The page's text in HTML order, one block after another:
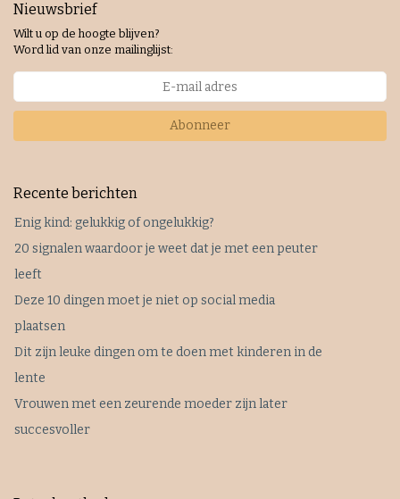
Nieuwsbrief
Wilt u op de hoogte blijven?
Word lid van onze mailinglijst:
Abonneer
Recente berichten
Enig kind: gelukkig of ongelukkig?
20 signalen waardoor je weet dat je met een peuter
leeft
Deze 10 dingen moet je niet op social media
plaatsen
Dit zijn leuke dingen om te doen met kinderen in de
lente
Vrouwen met een zeurende moeder zijn later
succesvoller